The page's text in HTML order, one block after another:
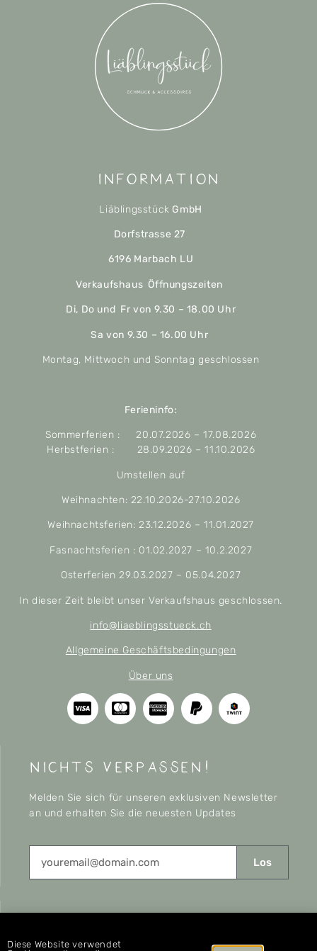
Information
Liäblingsstück GmbH
Dorfstrasse 27
6196 Marbach LU
Verkaufshaus Öffnungszeiten
Di, Do und Fr von 9.30 – 18.00 Uhr
Sa von 9.30 – 16.00 Uhr
Montag, Mittwoch und Sonntag geschlossen
Ferieninfo:
Sommerferien : 20.07.2026 – 17.08.2026
Herbstferien : 28.09.2026 – 11.10.2026
Umstellen auf
Weihnachten: 22.10.2026-27.10.2026
Weihnachtsferien: 23.12.2026 – 11.01.2027
Fasnachtsferien : 01.02.2027 – 10.2.2027
Osterferien 29.03.2027 – 05.04.2027
In dieser Zeit bleibt unser Verkaufshaus geschlossen.
info@liaeblingsstueck.ch
Allgemeine Geschäftsbedingungen
Über uns
nichts verpassen!
Melden Sie sich für unseren exklusiven Newsletter
an und erhalten Sie die neuesten Updates
Los
CONNECT
Diese Website verwendet